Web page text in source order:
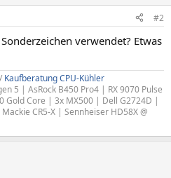
#2
verwendet? Etwas
Kaufberatung CPU-Kühler
5 | AsRock B450 Pro4 | RX 9070 Pulse
Gold Core | 3x MX500 | Dell G2724D |
CR5-X | Sennheiser HD58X @